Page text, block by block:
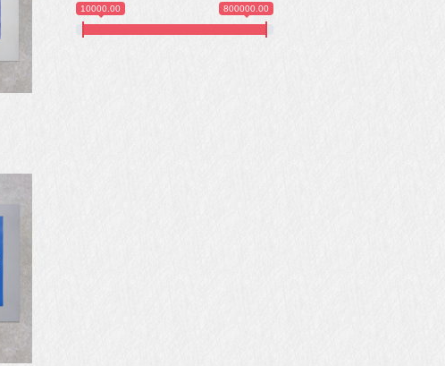
10000.00 800000.00